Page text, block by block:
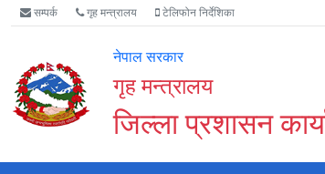
Accessibility
Mode
गर्नुहोस्
मुख्य
सामाग्री
मुख्य
नेभिगेसन
वेबसाइट
खोजमा
सम्पर्क गृह मन्त्रालय टेलिफोन निर्देशिका
नेपाल सरकार
गृह मन्त्रालय
जिल्ला प्रशासन